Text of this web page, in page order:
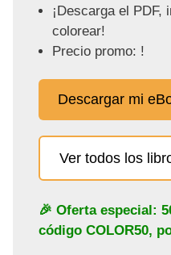
¡Descarga el
colorear!
Precio promo: !
Descargar mi
Ver todos los
🎉 Oferta especial:
código COLOR50,